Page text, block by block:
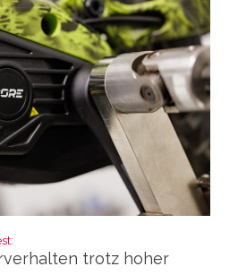
trotz hoher